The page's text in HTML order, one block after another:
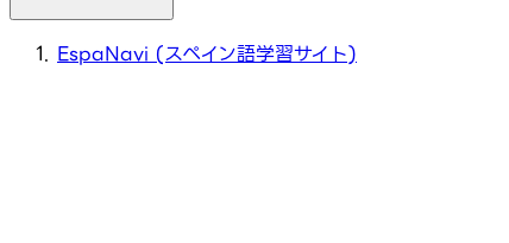
EspaNavi (スペイン語学習サイト)